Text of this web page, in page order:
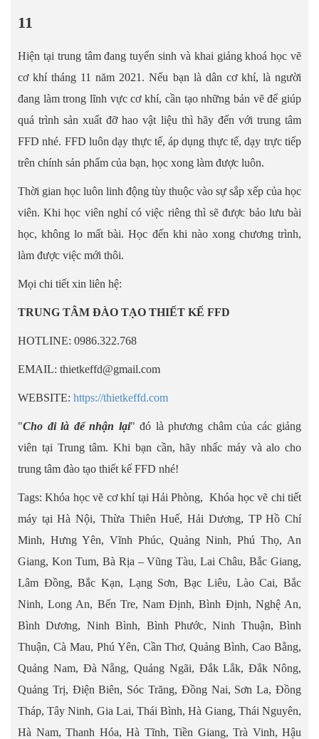
11
Hiện tại trung tâm đang tuyển sinh và khai giảng khoá học vẽ
cơ khí tháng 11 năm 2021. Nếu bạn là dân cơ khí, là người
đang làm trong lĩnh vực cơ khí, cần tạo những bản vẽ để giúp
quá trình sản xuất đỡ hao vật liệu thì hãy đến với trung tâm
FFD nhé. FFD luôn dạy thực tế, áp dụng thực tế, dạy trực tiếp
trên chính sản phẩm của bạn, học xong làm được luôn.
Thời gian học luôn linh động tùy thuộc vào sự sắp xếp của học
viên. Khi học viên nghỉ có việc riêng thì sẽ được bảo lưu bài
học, không lo mất bài. Học đến khi nào xong chương trình,
làm được việc mới thôi.
Mọi chi tiết xin liên hệ:
TRUNG TÂM ĐÀO TẠO THIẾT KẾ FFD
HOTLINE: 0986.322.768
EMAIL: thietkeffd@gmail.com
WEBSITE: https://thietkeffd.com
"Cho đi là để nhận lại" đó là phương châm của các giảng
viên tại Trung tâm. Khi bạn cần, hãy nhấc máy và alo cho
trung tâm đào tạo thiết kế FFD nhé!
Tags: Khóa học vẽ cơ khí tại Hải Phòng, Khóa học vẽ chi tiết
máy tại Hà Nội, Thừa Thiên Huế, Hải Dương, TP Hồ Chí
Minh, Hưng Yên, Vĩnh Phúc, Quảng Ninh, Phú Thọ, An
Giang, Kon Tum, Bà Rịa – Vũng Tàu, Lai Châu, Bắc Giang,
Lâm Đồng, Bắc Kạn, Lạng Sơn, Bạc Liêu, Lào Cai, Bắc
Ninh, Long An, Bến Tre, Nam Định, Bình Định, Nghệ An,
Bình Dương, Ninh Bình, Bình Phước, Ninh Thuận, Bình
Thuận, Cà Mau, Phú Yên, Cần Thơ, Quảng Bình, Cao Bằng,
Quảng Nam, Đà Nẵng, Quảng Ngãi, Đắk Lắk, Đắk Nông,
Quảng Trị, Điện Biên, Sóc Trăng, Đồng Nai, Sơn La, Đồng
Tháp, Tây Ninh, Gia Lai, Thái Bình, Hà Giang, Thái Nguyên,
Hà Nam, Thanh Hóa, Hà Tĩnh, Tiền Giang, Trà Vinh, Hậu